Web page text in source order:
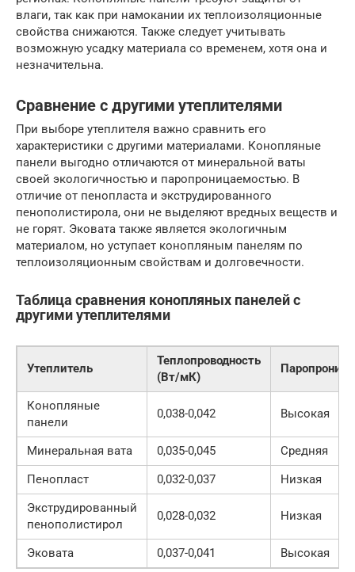
влаги, так как при намокании их теплоизоляционные
свойства снижаются. Также следует учитывать
возможную усадку материала со временем, хотя она и
незначительна.
Сравнение с другими утеплителями
При выборе утеплителя важно сравнить его
характеристики с другими материалами. Конопляные
панели выгодно отличаются от минеральной ваты
своей экологичностью и паропроницаемостью. В
отличие от пенопласта и экструдированного
пенополистирола, они не выделяют вредных веществ и
не горят. Эковата также является экологичным
материалом, но уступает конопляным панелям по
теплоизоляционным свойствам и долговечности.
Таблица сравнения конопляных панелей с
другими утеплителями
Утеплитель
Теплопроводность
(Вт/мК)
Конопляные
панели
0,038-0,042 Высокая
Минеральная вата 0,035-0,045
Средняя
Пенопласт
0,032-0,037
Низкая
Экструдированный
пенополистирол
0,028-0,032 Низкая
Эковата 0,037-0,041 Высокая